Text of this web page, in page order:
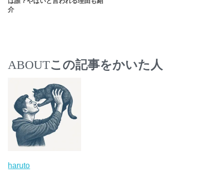
介
ABOUTこの記事をかいた人
haruto